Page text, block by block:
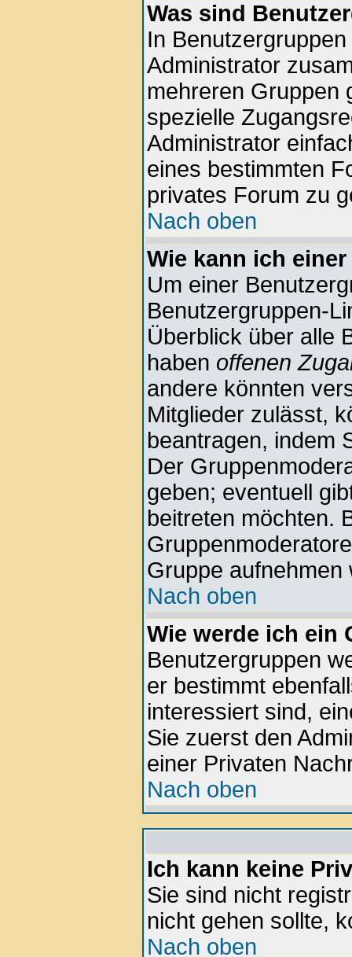
Was sind
In
Administrator
mehreren Gruppen
spezielle
Administrator
eines bestimmten
privates Forum zu
Nach oben
Wie kann ich
Um einer
Benutzergruppen-
Überblick über alle
haben offenen
andere könnten
Mitglieder zulässt,
beantragen, indem
Der
geben; eventuell
beitreten möchten.
Gruppe aufnehmen
Nach oben
Wie werde ich ein
Benutzergruppen
er bestimmt
interessiert sind,
Sie zuerst den
einer Privaten
Nach oben
Ich kann keine
Sie sind nicht
nicht gehen sollte,
Nach oben